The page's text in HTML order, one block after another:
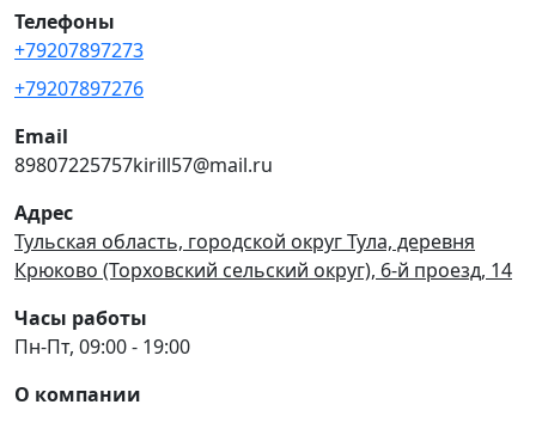
Телефоны
+79207897273
+79207897276
Email
89807225757kirill57@mail.ru
Адрес
Тульская область, городской округ Тула, деревня
Крюково (Торховский сельский округ), 6-й проезд, 14
Часы работы
Пн-Пт, 09:00 - 19:00
О компании